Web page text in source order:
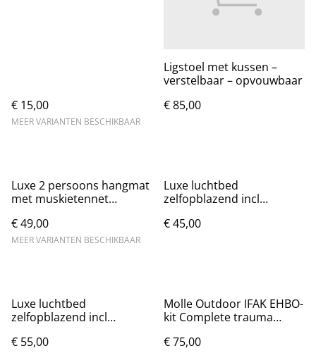
€ 15,00
MEER VARIANTEN BESCHIKBAAR
Ligstoel met kussen –
verstelbaar – opvouwbaar
€ 85,00
Luxe 2 persoons hangmat
met muskietennet
€ 49,00
MEER VARIANTEN BESCHIKBAAR
Luxe luchtbed
zelfopblazend incl
€ 45,00
Luxe luchtbed
zelfopblazend incl
€ 55,00
Molle Outdoor IFAK EHBO-
kit Complete trauma
€ 75,00